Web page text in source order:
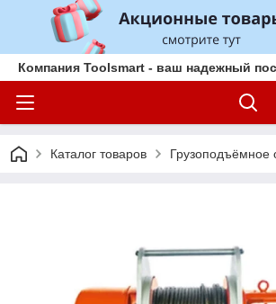
Компания Toolsmart - ваш надежный
Каталог товаров Грузоподъёмное